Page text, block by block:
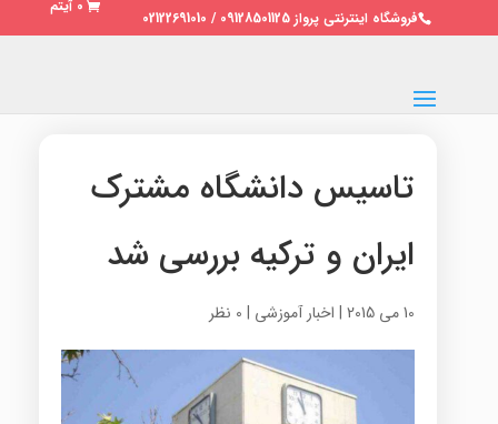
فروشگاه اینترنتی پرواز 09128501125 / 02122691010
0 آیتم
تاسیس دانشگاه مشترک
ایران و ترکیه بررسی شد
10 می 2015 | اخبار آموزشی | 0 نظر